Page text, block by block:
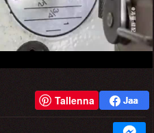
Video
Tallenna